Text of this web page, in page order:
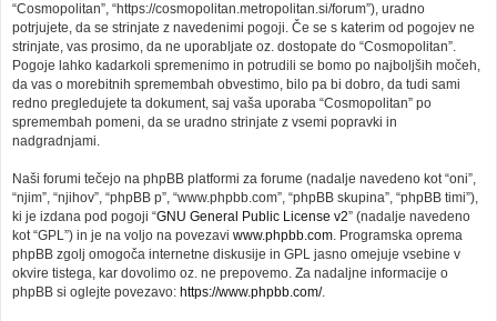
“Cosmopolitan”, “https://cosmopolitan.metropolitan.si/forum”), uradno
potrjujete, da se strinjate z navedenimi pogoji. Če se s katerim od pogojev ne
strinjate, vas prosimo, da ne uporabljate oz. dostopate do “Cosmopolitan”.
Pogoje lahko kadarkoli spremenimo in potrudili se bomo po najboljših močeh,
da vas o morebitnih spremembah obvestimo, bilo pa bi dobro, da tudi sami
redno pregledujete ta dokument, saj vaša uporaba “Cosmopolitan” po
spremembah pomeni, da se uradno strinjate z vsemi popravki in
nadgradnjami.
Naši forumi tečejo na phpBB platformi za forume (nadalje navedeno kot “oni”,
“njim”, “njihov”, “phpBB p”, “www.phpbb.com”, “phpBB skupina”, “phpBB timi”),
ki je izdana pod pogoji “GNU General Public License v2” (nadalje navedeno
kot “GPL”) in je na voljo na povezavi www.phpbb.com. Programska oprema
phpBB zgolj omogoča internetne diskusije in GPL jasno omejuje vsebine v
okvire tistega, kar dovolimo oz. ne prepovemo. Za nadaljne informacije o
phpBB si oglejte povezavo: https://www.phpbb.com/.